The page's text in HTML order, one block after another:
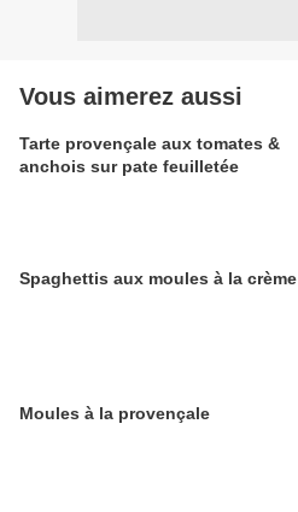
Vous aimerez aussi
Tarte provençale aux tomates &
anchois sur pate feuilletée
Spaghettis aux moules à la crème
Moules à la provençale